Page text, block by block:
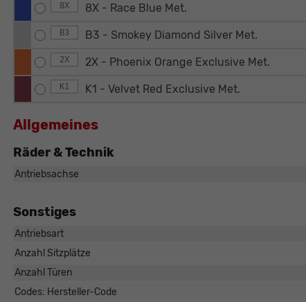
8X 8X - Race Blue Met.
B3 B3 - Smokey Diamond Silver Met.
2X 2X - Phoenix Orange Exclusive Met.
K1 K1 - Velvet Red Exclusive Met.
Allgemeines
Räder & Technik
Antriebsachse
Sonstiges
Antriebsart
Anzahl Sitzplätze
Anzahl Türen
Codes: Hersteller-Code
Rüdiger Schösser
Verkaufsberater
Tel. 0821/440 20 - 22